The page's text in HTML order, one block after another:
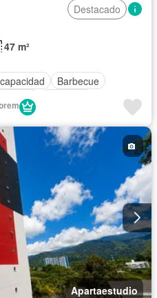
Destacado
47 m²
Barbecue
Internet
Seguridad privada
Apartaestudio